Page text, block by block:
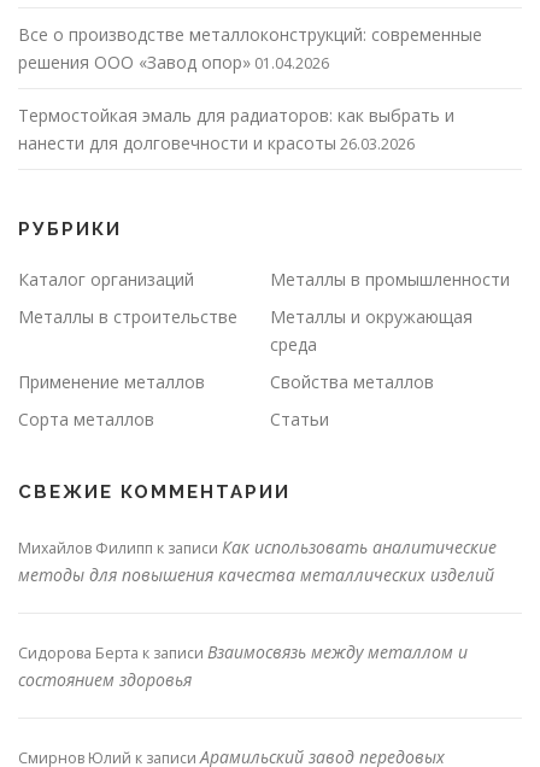
Все о производстве металлоконструкций: современные
решения ООО «Завод опор» 01.04.2026
Термостойкая эмаль для радиаторов: как выбрать и
нанести для долговечности и красоты 26.03.2026
РУБРИКИ
Каталог организаций
Металлы в промышленности
Металлы в строительстве
Металлы и окружающая
среда
Применение металлов
Свойства металлов
Сорта металлов
Статьи
СВЕЖИЕ КОММЕНТАРИИ
Михайлов Филипп к записи Как использовать аналитические
методы для повышения качества металлических изделий
Сидорова Берта к записи Взаимосвязь между металлом и
состоянием здоровья
Смирнов Юлий к записиАрамильский завод передовых